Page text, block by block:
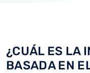
¿CUÁL ES LA
BASADA EN